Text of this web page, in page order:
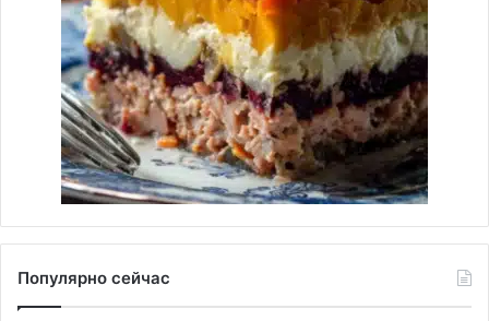
Популярно сейчас